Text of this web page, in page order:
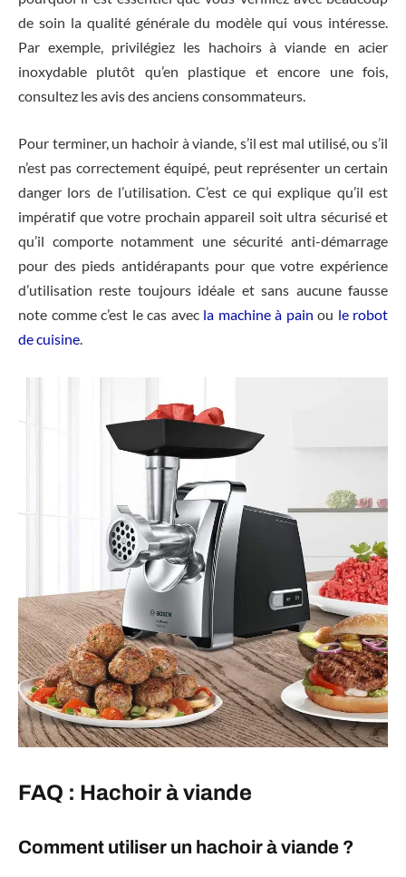
de soin la qualité générale du modèle qui vous intéresse.
Par exemple, privilégiez les hachoirs à viande en acier
inoxydable plutôt qu’en plastique et encore une fois,
consultez les avis des anciens consommateurs.
Pour terminer, un hachoir à viande, s’il est mal utilisé, ou s’il
n’est pas correctement équipé, peut représenter un certain
danger lors de l’utilisation. C’est ce qui explique qu’il est
impératif que votre prochain appareil soit ultra sécurisé et
qu’il comporte notamment une sécurité anti-démarrage
pour des pieds antidérapants pour que votre expérience
d’utilisation reste toujours idéale et sans aucune fausse
note comme c’est le cas avec la machine à pain ou le robot
de cuisine
FAQ : Hachoir à viande
Comment utiliser un hachoir à viande ?